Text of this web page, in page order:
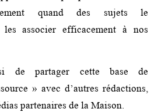
quand des sujets le
les associer efficacement à nos
de partager cette base de
» avec d’autres rédactions,
partenaires de la Maison.